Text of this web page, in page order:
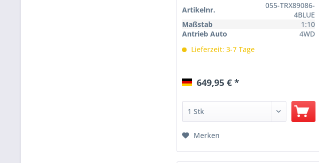
Artikelnr.
055-TRX89086-
4BLUE
Maßstab
1:10
Antrieb Auto
4WD
Lieferzeit: 3-7 Tage
649,95 € *
Merken